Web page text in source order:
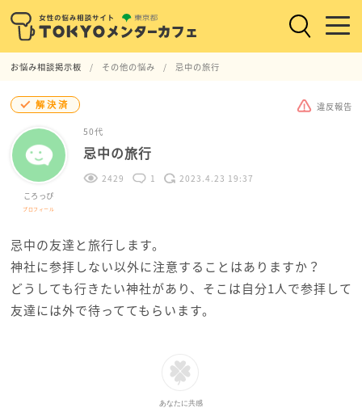
お悩み相談掲示板 その他の悩み 忌中の旅行
解決済 違反報告
ころっぴ
プロフィール
50代
忌中の旅行
2429 1 2023.4.23 19:37
忌中の友達と旅行します。
神社に参拝しない以外に注意することはありますか？
どうしても行きたい神社があり、そこは自分1人で参拝して
友達には外で待っててもらいます。
あなたに共感